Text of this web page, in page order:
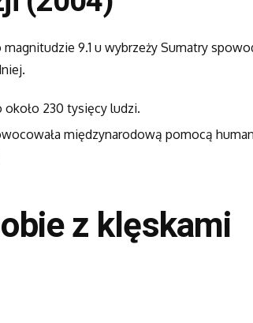
9.1 u wybrzeży Sumatry
około 230 tysięcy ludzi.
międzynarodową pomocą
z klęskami